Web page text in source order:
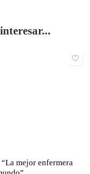
“La mejor enfermera